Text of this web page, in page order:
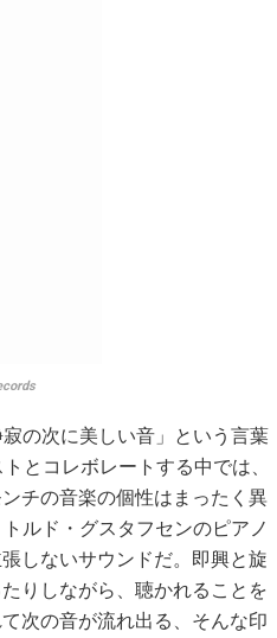
の次に美しい音」という言葉
とコレボレートする中では、
チの音楽の個性はまったく異
ルド・グスタフセンのピアノ
しないサウンドだ。即興と旋
りしながら、聴かれることを
次の音が流れ出る、そんな印